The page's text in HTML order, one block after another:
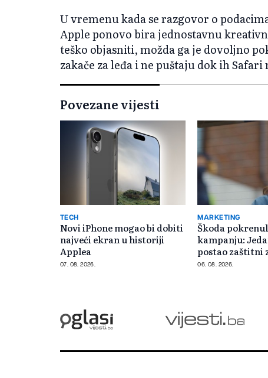
U vremenu kada se razgovor o
Apple ponovo bira jednostavnu
teško objasniti, možda ga je dovoljno
zakače za leđa i ne puštaju dok ih Safari
Povezane vijesti
TECH
Novi iPhone mogao bi dobiti
najveći ekran u historiji
Applea
07. 08. 2026.
MARKETING
Škoda
kampanju:
postao zaštitni
06. 08. 2026.